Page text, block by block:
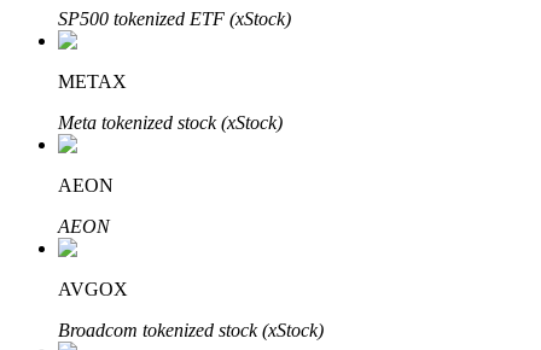
Bitrue
AI
Bitrue-partners
SP500 tokenized ETF (xStock)
METAX
Meta tokenized stock (xStock)
AEON
AEON
AVGOX
Broadcom tokenized stock (xStock)